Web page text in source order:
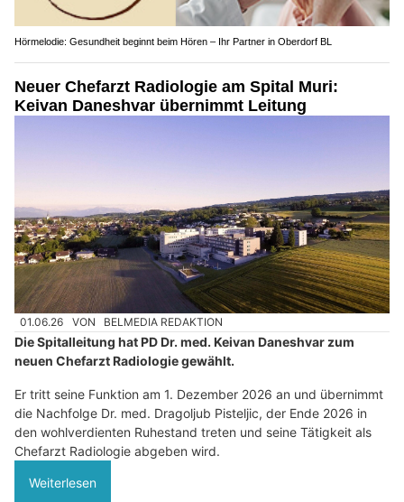
Hörmelodie: Gesundheit beginnt beim Hören – Ihr Partner in Oberdorf BL
Neuer Chefarzt Radiologie am Spital Muri:
Keivan Daneshvar übernimmt Leitung
01.06.26 VON BELMEDIA REDAKTION
Die Spitalleitung hat PD Dr. med. Keivan Daneshvar zum
neuen Chefarzt Radiologie gewählt.
Er tritt seine Funktion am 1. Dezember 2026 an und übernimmt
die Nachfolge Dr. med. Dragoljub Pisteljic, der Ende 2026 in
den wohlverdienten Ruhestand treten und seine Tätigkeit als
Chefarzt Radiologie abgeben wird.
Weiterlesen